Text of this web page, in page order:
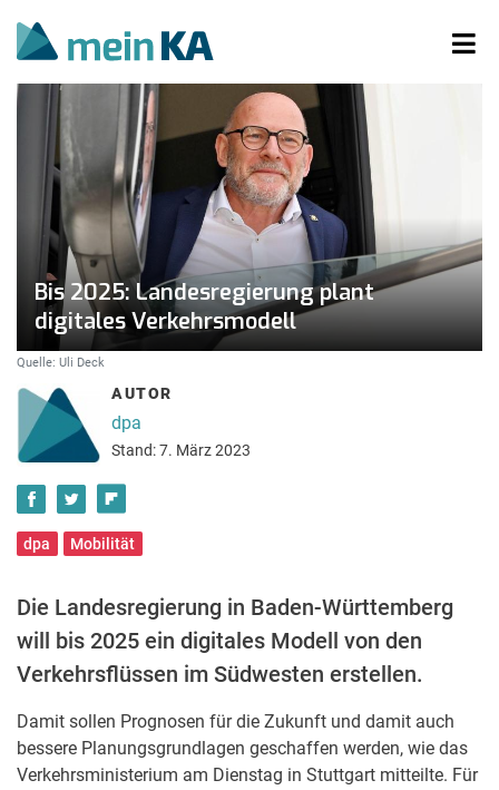
Bis 2025: Landesregierung plant
digitales Verkehrsmodell
Quelle: Uli Deck
AUTOR
dpa
Stand: 7. März 2023
dpa Mobilität
Die Landesregierung in Baden-Württemberg
will bis 2025 ein digitales Modell von den
Verkehrsflüssen im Südwesten erstellen.
Damit sollen Prognosen für die Zukunft und damit auch
bessere Planungsgrundlagen geschaffen werden, wie das
Verkehrsministerium am Dienstag in Stuttgart mitteilte. Für